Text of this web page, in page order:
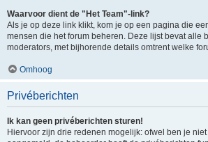
Waarvoor dient de "Het Team"-link?
Als je op deze link klikt, kom je op een pagina die
mensen die het forum beheren. Deze lijst bevat alle
moderators, met bijhorende details omtrent welke
Omhoog
Privéberichten
Ik kan geen privéberichten sturen!
Hiervoor zijn drie redenen mogelijk: ofwel ben je